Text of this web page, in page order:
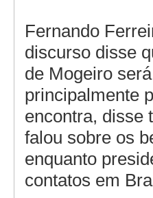
Fernando
discurso disse
de Mogeiro
principalmente
encontra, disse
falou sobre os
enquanto
contatos em